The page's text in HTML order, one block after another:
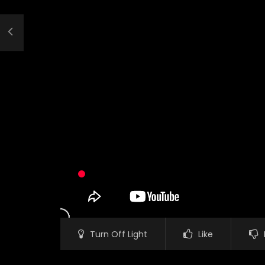
Turn Off Light Like